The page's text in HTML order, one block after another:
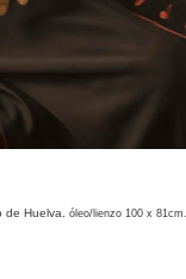
Huelva. óleo/lienzo 100 x 81cm.